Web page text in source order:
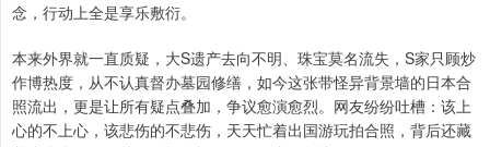
念，行动上全是享乐敷衍。
本来外界就一直质疑，大S遗产去向不明、珠宝莫名流失，S家只顾炒
作博热度，从不认真督办墓园修缮，如今这张带怪异背景墙的日本合
照流出，更是让所有疑点叠加，争议愈演愈烈。网友纷纷吐槽：该上
心的不上心，该悲伤的不悲伤，天天忙着出国游玩拍合照，背后还藏